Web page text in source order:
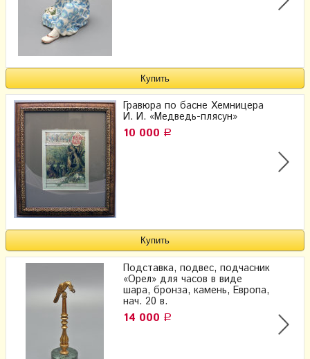
Гравюра по басне Хемницера
И. И. «Медведь-плясун»
10 000 Р
Подставка, подвес, подчасник
«Орел» для часов в виде
шара, бронза, камень, Европа,
нач. 20 в.
14 000 Р